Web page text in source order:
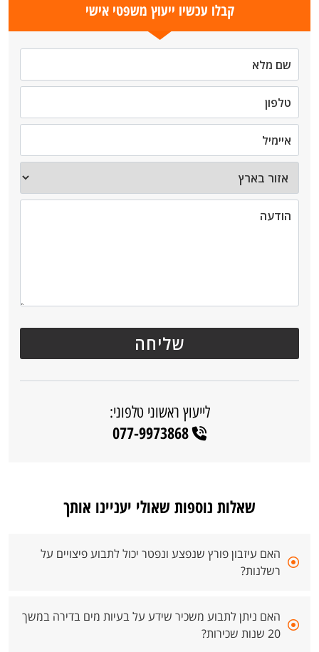
קבלו עכשיו ייעוץ משפטי אישי
לייעוץ ראשוני טלפוני:
077-9973868
שאלות נוספות שאולי יעניינו אותך
האם עיזבון פורץ שנפצע ונפטר יכול לתבוע פיצויים על
רשלנות?
האם ניתן לתבוע משכיר שידע על בעיות מים בדירה במשך
20 שנות שכירות?